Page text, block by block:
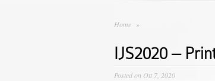
Home »
IJS2020 –
Posted on Ott 7, 2020